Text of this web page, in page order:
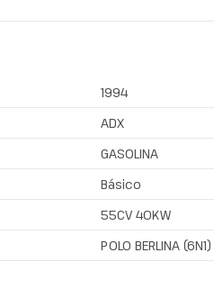
1994
ADX
GASOLINA
Básico
55CV 40KW
POLO BERLINA (6N1)